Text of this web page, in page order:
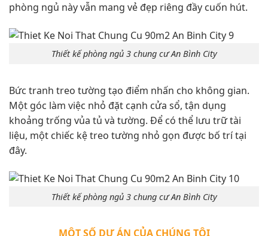
phòng ngủ này vẫn mang vẻ đẹp riêng đầy cuốn hút.
Thiết kế phòng ngủ 3 chung cư An Bình City
Bức tranh treo tường tạo điểm nhấn cho không gian.
Một góc làm việc nhỏ đặt cạnh cửa sổ, tận dụng
khoảng trống vủa tủ và tường. Để có thể lưu trữ tài
liệu, một chiếc kệ treo tường nhỏ gọn được bố trí tại
đây.
Thiết kế phòng ngủ 3 chung cư An Bình City
MỘT SỐ DỰ ÁN CỦA CHÚNG TÔI